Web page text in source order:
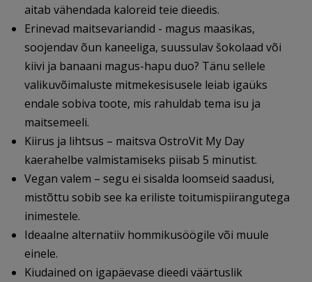
aitab vähendada kaloreid teie dieedis.
Erinevad maitsevariandid - magus maasikas,
soojendav õun kaneeliga, suussulav šokolaad või
kiivi ja banaani magus-hapu duo? Tänu sellele
valikuvõimaluste mitmekesisusele leiab igaüks
endale sobiva toote, mis rahuldab tema isu ja
maitsemeeli.
Kiirus ja lihtsus – maitsva OstroVit My Day
kaerahelbe valmistamiseks piisab 5 minutist.
Vegan valem – segu ei sisalda loomseid saadusi,
mistõttu sobib see ka eriliste toitumispiirangutega
inimestele.
Ideaalne alternatiiv hommikusöögile või muule
einele.
Kiudained on igapäevase dieedi väärtuslik